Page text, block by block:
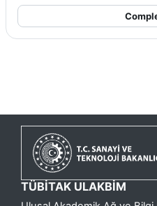
TÜBİTAK ULAKBİM